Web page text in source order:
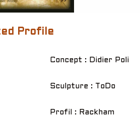
Profile
Concept : Didier Poli
Sculpture : ToDo
Profil : Rackham